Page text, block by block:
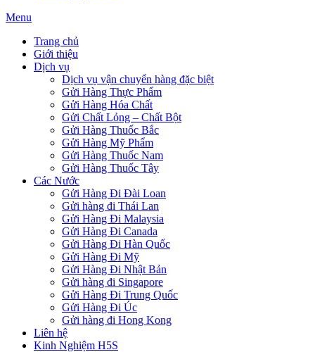
Menu
Trang chủ
Giới thiệu
Dịch vụ
Dịch vụ vận chuyển hàng đặc biệt
Gửi Hàng Thực Phẩm
Gửi Hàng Hóa Chất
Gửi Chất Lỏng – Chất Bột
Gửi Hàng Thuốc Bắc
Gửi Hàng Mỹ Phẩm
Gửi Hàng Thuốc Nam
Gửi Hàng Thuốc Tây
Các Nước
Gửi Hàng Đi Đài Loan
Gửi hàng đi Thái Lan
Gửi Hàng Đi Malaysia
Gửi Hàng Đi Canada
Gửi Hàng Đi Hàn Quốc
Gửi Hàng Đi Mỹ
Gửi Hàng Đi Nhật Bản
Gửi hàng đi Singapore
Gửi Hàng Đi Trung Quốc
Gửi Hàng Đi Úc
Gửi hàng đi Hong Kong
Liên hệ
Kinh Nghiệm H5S